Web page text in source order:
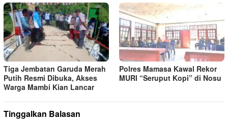
Tiga Jembatan Garuda Merah
Putih Resmi Dibuka, Akses
Warga Mambi Kian Lancar
Polres Mamasa Kawal Rekor
MURI “Seruput Kopi” di Nosu
Tinggalkan Balasan